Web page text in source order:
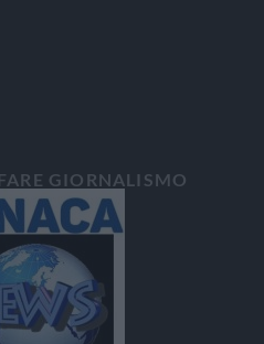
GIORNALISMO